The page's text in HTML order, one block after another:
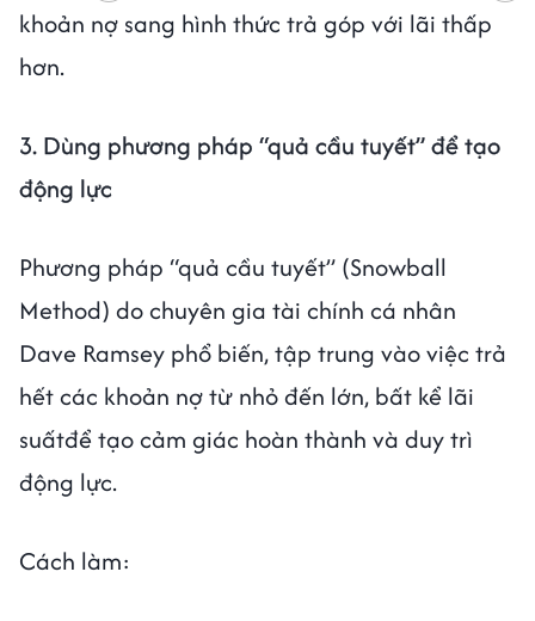
khoản nợ sang hình thức trả góp với lãi thấp
hơn.
3. Dùng phương pháp “quả cầu tuyết” để tạo
động lực
Phương pháp “quả cầu tuyết” (Snowball
Method) do chuyên gia tài chính cá nhân
Dave Ramsey phổ biến, tập trung vào việc trả
hết các khoản nợ từ nhỏ đến lớn, bất kể lãi
suấtđể tạo cảm giác hoàn thành và duy trì
động lực.
Cách làm: